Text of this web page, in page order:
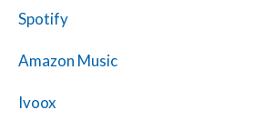
Spotify
Amazon Music
Ivoox